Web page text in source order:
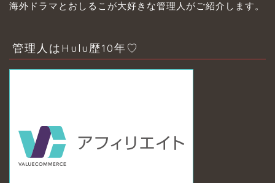
海外ドラマとおしるこが大好きな管理人がご紹介します。
管理人はHulu歴10年♡